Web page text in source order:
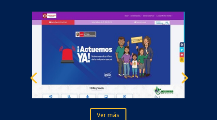
Ver más